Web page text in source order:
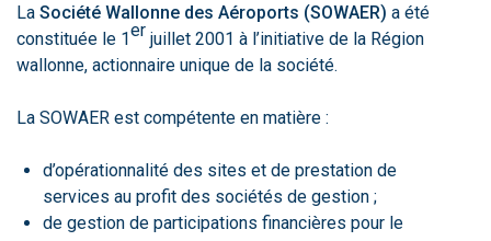
La Société Wallonne des Aéroports (SOWAER) a été
constituée le 1er juillet 2001 à l’initiative de la Région
wallonne, actionnaire unique de la société.
La SOWAER est compétente en matière :
d’opérationnalité des sites et de prestation de
services au profit des sociétés de gestion ;
de gestion de participations financières pour le